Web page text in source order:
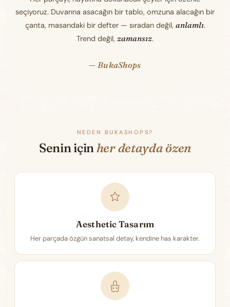
seçiyoruz. Duvarına asacağın bir tablo, omzuna alacağın bir
çanta, masandaki bir defter — sıradan değil, anlamlı.
Trend değil, zamansız.
— BukaShops
NEDEN BUKASHOPS?
Senin içinher detayda özen
Aesthetic Tasarım
Her parçada özgün sanatsal detay, kendine has karakter.